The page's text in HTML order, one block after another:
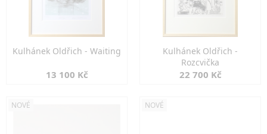
Kulhánek Oldřich - Waiting
13 100 Kč
Kulhánek Oldřich -
Rozcvička
22 700 Kč
NOVÉ NOVÉ